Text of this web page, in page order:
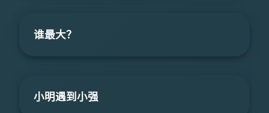
谁最大？
小明遇到小强